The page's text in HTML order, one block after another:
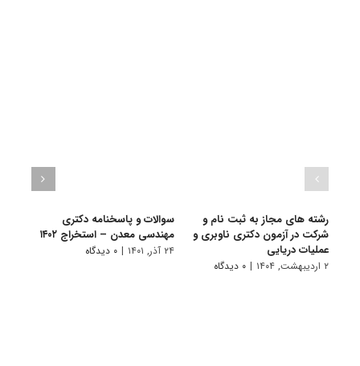
رشته های مجاز به ثبت نام و
شرکت در آزمون دکتری ناوبری و
عملیات دریایی
۲ اردیبهشت, ۱۴۰۴ | ۰ دیدگاه
سوالات و پاسخنامه دکتری
مهندسی معدن – استخراج ۱۴۰۲
۲۴ آذر, ۱۴۰۱ | ۰ دیدگاه